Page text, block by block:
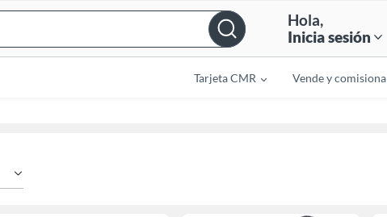
Bar
Hola,
Inicia sesión
Tarjeta CMR Vende y comisiona